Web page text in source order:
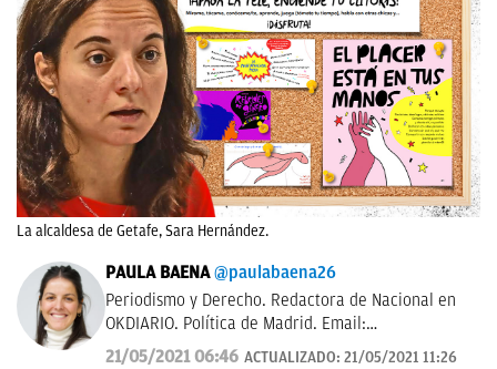
La alcaldesa de Getafe, Sara Hernández.
PAULA BAENA @paulabaena26
Periodismo y Derecho. Redactora de Nacional en
OKDIARIO. Política de Madrid. Email:
paula.baena@okdiario.com
21/05/2021 06:46 ACTUALIZADO: 21/05/2021 11:26